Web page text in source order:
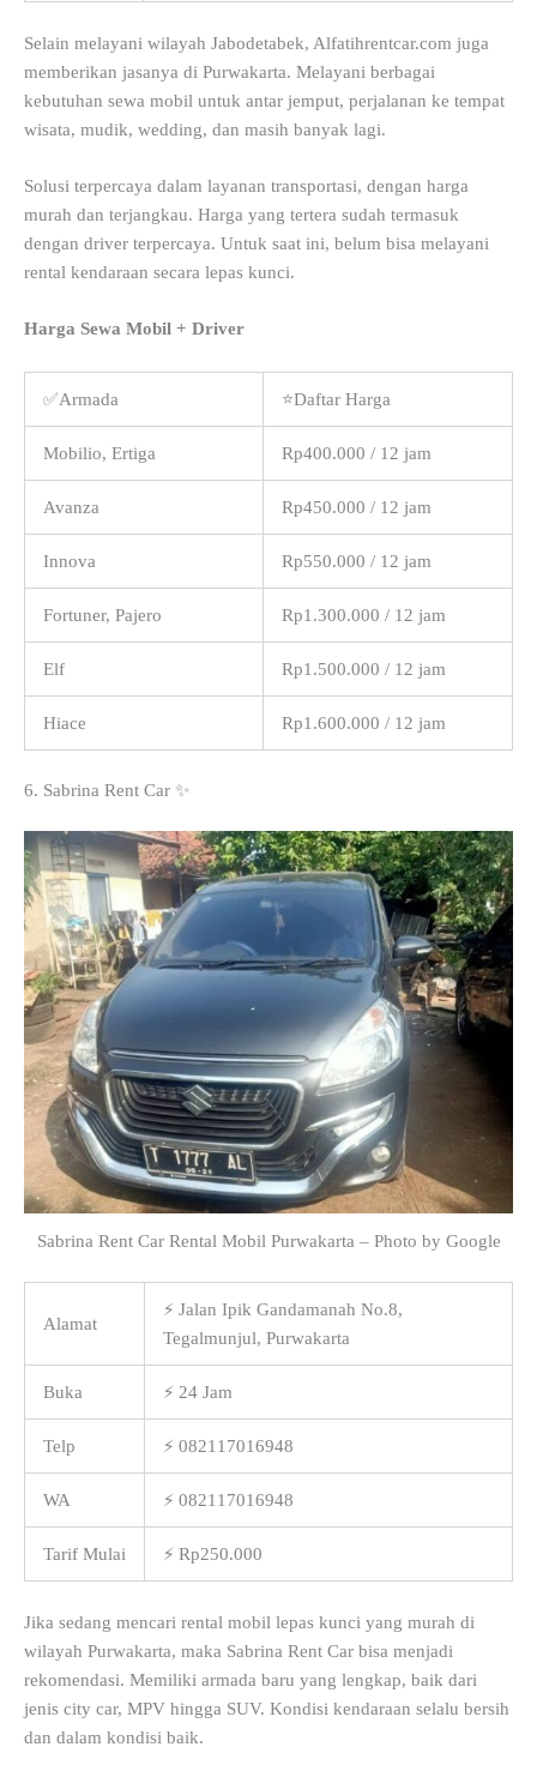
Selain melayani wilayah Jabodetabek, Alfatihrentcar.com juga
memberikan jasanya di Purwakarta. Melayani berbagai
kebutuhan sewa mobil untuk antar jemput, perjalanan ke tempat
wisata, mudik, wedding, dan masih banyak lagi.
Solusi terpercaya dalam layanan transportasi, dengan harga
murah dan terjangkau. Harga yang tertera sudah termasuk
dengan driver terpercaya. Untuk saat ini, belum bisa melayani
rental kendaraan secara lepas kunci.
Harga Sewa Mobil + Driver
✅Armada ⭐Daftar Harga
Mobilio, Ertiga Rp400.000 / 12 jam
Avanza Rp450.000 / 12 jam
Innova Rp550.000 / 12 jam
Fortuner, Pajero Rp1.300.000 / 12 jam
Elf Rp1.500.000 / 12 jam
Hiace Rp1.600.000 / 12 jam
6. Sabrina Rent Car ✨
Sabrina Rent Car Rental Mobil Purwakarta – Photo by Google
Alamat
⚡ Jalan Ipik Gandamanah No.8,
Tegalmunjul, Purwakarta
Buka ⚡ 24 Jam
Telp ⚡ 082117016948
WA ⚡ 082117016948
Tarif Mulai ⚡ Rp250.000
Jika sedang mencari rental mobil lepas kunci yang murah di
wilayah Purwakarta, maka Sabrina Rent Car bisa menjadi
rekomendasi. Memiliki armada baru yang lengkap, baik dari
jenis city car, MPV hingga SUV. Kondisi kendaraan selalu bersih
dan dalam kondisi baik.